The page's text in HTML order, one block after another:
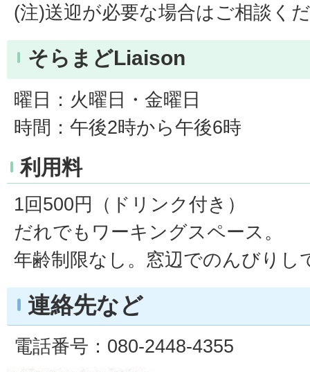
(注)送迎が必要な場合はご相談く
そらまどLiaison
曜日：火曜日・金曜日
時間：午後2時から午後6時
利用料
1回500円（ドリンク付き）
だれでもワーキングスペース。
年齢制限なし。窓辺でのんびりし
連絡先など
電話番号：080-2448-4355